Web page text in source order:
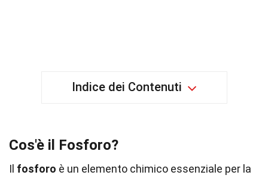
Indice dei Contenuti
Cos'è il Fosforo?
Il fosforo è un elemento chimico essenziale per la